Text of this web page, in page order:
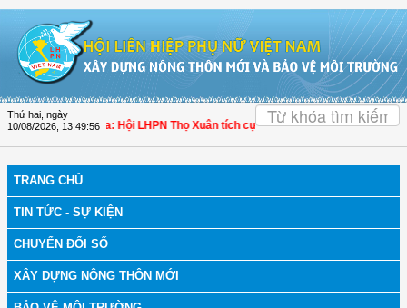
Thứ hai, ngày
10/08/2026 13:49:57
| Thanh Hóa: Hội LHPN Thọ Xuân tích cực góp phần nâng cao tỷ lệ
TRANG CHỦ
TIN TỨC - SỰ KIỆN
CHUYỂN ĐỔI SỐ
XÂY DỰNG NÔNG THÔN MỚI
OK